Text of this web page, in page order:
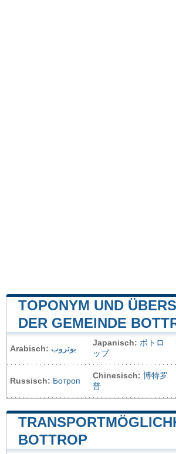
TOPONYM UND
DER GEMEINDE
Arabisch: بوتروب
Japanisch: ボトロ
ップ
Russisch: Ботроп
Chinesisch: 博特罗
普
BOTTROP